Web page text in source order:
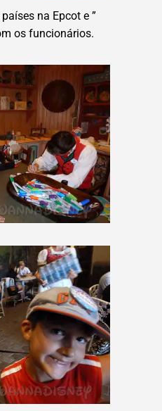
na Epcot e ”
os funcionários.